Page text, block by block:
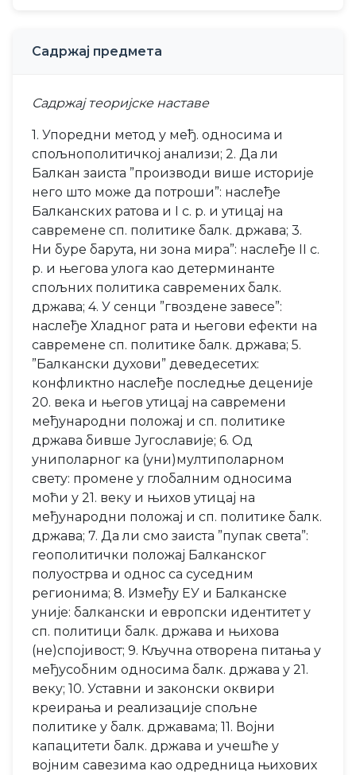
Садржај предмета
Садржај теоријске наставе
1. Упоредни метод у међ. односима и
спољнополитичкој анализи; 2. Да ли
Балкан заиста ”производи више историје
него што може да потроши”: наслеђе
Балканских ратова и I с. р. и утицај на
савремене сп. политике балк. држава; 3.
Ни буре барута, ни зона мира”: наслеђе II с.
р. и његова улога као детерминанте
спољних политика савремених балк.
држава; 4. У сенци ”гвоздене завесе”:
наслеђе Хладног рата и његови ефекти на
савремене сп. политике балк. држава; 5.
”Балкански духови” деведесетих:
конфликтно наслеђе последње деценије
20. века и његов утицај на савремени
међународни положај и сп. политике
држава бивше Југославије; 6. Од
униполарног ка (уни)мултиполарном
свету: промене у глобалним односима
моћи у 21. веку и њихов утицај на
међународни положај и сп. политике балк.
држава; 7. Да ли смо заиста ”пупак света”:
геополитички положај Балканског
полуострва и однос са суседним
регионима; 8. Између ЕУ и Балканске
уније: балкански и европски идентитет у
сп. политици балк. држава и њихова
(не)спојивост; 9. Кључна отворена питања у
међусобним односима балк. држава у 21.
веку; 10. Уставни и законски оквири
креирања и реализације спољне
политике у балк. државама; 11. Војни
капацитети балк. држава и учешће у
војним савезима као одредница њихових